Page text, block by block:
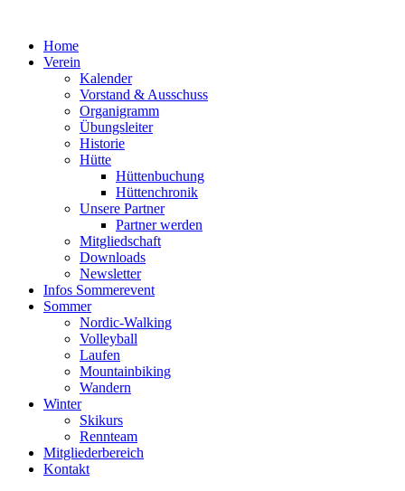
springenHome
Verein
Kalender
Vorstand & Ausschuss
Organigramm
Übungsleiter
Historie
Hütte
Hüttenbuchung
Hüttenchronik
Unsere Partner
Partner werden
Mitgliedschaft
Downloads
Newsletter
Infos Sommerevent
Sommer
Nordic-Walking
Volleyball
Laufen
Mountainbiking
Wandern
Winter
Skikurs
Rennteam
Mitgliederbereich
Kontakt